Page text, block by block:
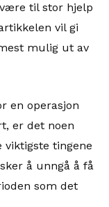
til stor hjelp
vil gi
mulig ut av
en operasjon
er det noen
viktigste tingene
å unngå å få
som det